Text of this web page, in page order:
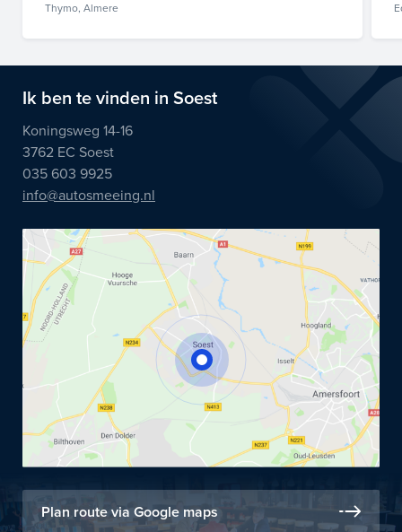
Thymo, Almere
Ik ben te vinden in Soest
Koningsweg 14-16
3762 EC Soest
035 603 9925
info@autosmeeing.nl
Plan route via Google maps